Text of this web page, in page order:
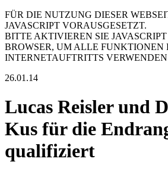
FÜR DIE NUTZUNG DIESER
JAVASCRIPT VORAUSGESETZT.
BITTE AKTIVIEREN SIE
BROWSER, UM ALLE FUNKTIONEN
INTERNETAUFTRITTS
26.01.14
Lucas Reisler und
Kus für die
qualifiziert